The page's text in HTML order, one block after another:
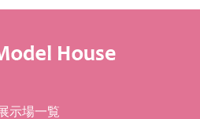
示場一覧